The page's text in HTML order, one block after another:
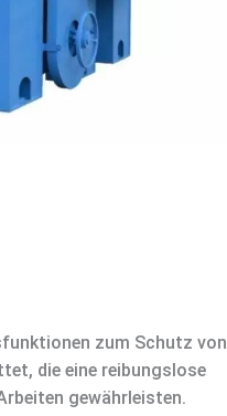
zum Schutz von
die eine reibungslose
gewährleisten.